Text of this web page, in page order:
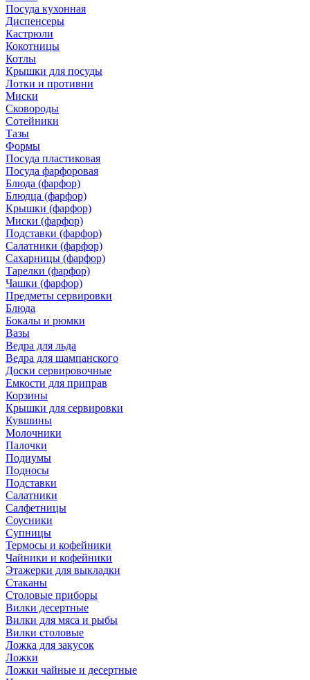
Посуда кухонная
Диспенсеры
Кастрюли
Кокотницы
Котлы
Крышки для посуды
Лотки и противни
Миски
Сковороды
Сотейники
Тазы
Формы
Посуда пластиковая
Посуда фарфоровая
Блюда (фарфор)
Блюдца (фарфор)
Крышки (фарфор)
Миски (фарфор)
Подставки (фарфор)
Салатники (фарфор)
Сахарницы (фарфор)
Тарелки (фарфор)
Чашки (фарфор)
Предметы сервировки
Блюда
Бокалы и рюмки
Вазы
Ведра для льда
Ведра для шампанского
Доски сервировочные
Емкости для приправ
Корзины
Крышки для сервировки
Кувшины
Молочники
Палочки
Подиумы
Подносы
Подставки
Салатники
Салфетницы
Соусники
Супницы
Термосы и кофейники
Чайники и кофейники
Этажерки для выкладки
Стаканы
Столовые приборы
Вилки десертные
Вилки для мяса и рыбы
Вилки столовые
Ложка для закусок
Ложки
Ложки чайные и десертные